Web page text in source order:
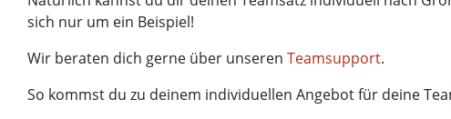
sich nur um ein Beispiel!
Wir beraten dich gerne über unseren Teamsupport.
So kommst du zu deinem individuellen Angebot für deine